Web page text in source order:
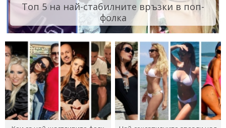
Топ 5 на най-стабилните връзки в поп-
фолка